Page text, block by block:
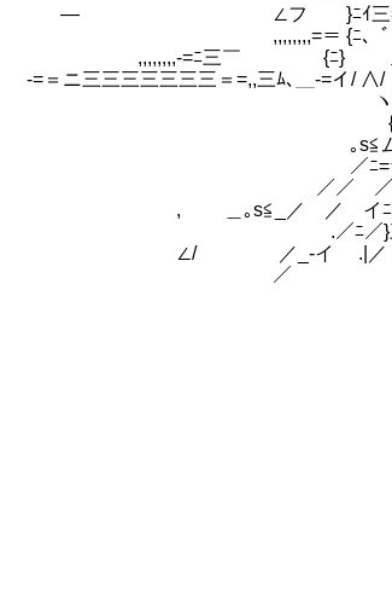
― ∠フ }ﾆｲ三=＝ﾑ ∠フ ｛
,,,,,,,,=＝ {ﾆ、゛ｰ
,,,,,,,,-=ﾆ三￣ {ﾆ} ノ /
-=＝ニ三三三三三三三＝=,,
ヽﾆ≧ｓ。イ !
{ﾆ{ { 、 " }
｡s≦ム 入 、
／ﾆ=テ=ニ三
／／ ／ ／=ﾆ＝=-イ三
, ＿｡s≦_／ ／ イﾆ/ ﾑ／
.／ﾆ／}三/ , }ﾆ ｲ
∠/ ／_-イ .|
／ /ﾆ//
./ﾆ／
/
官共々滅茶苦茶苦労するハメになった件について (48)
ん (5)